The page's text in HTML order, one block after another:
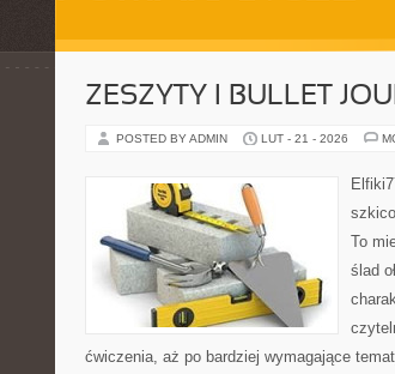
ZESZYTY I BULLET
POSTED BY ADMIN LUT - 21 - 2026
To
ślad
ćwiczenia, aż po bardziej wymagające